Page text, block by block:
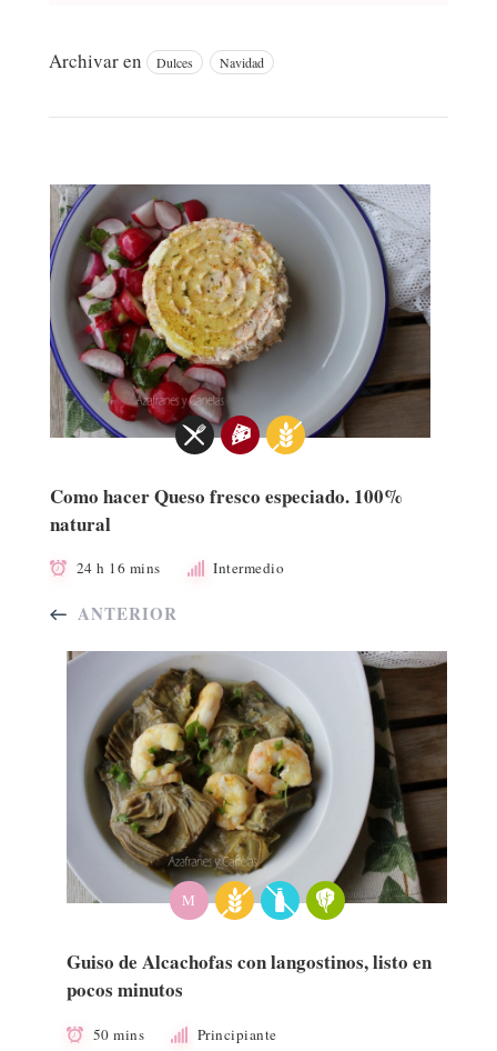
Archivar en Dulces Navidad
Como hacer Queso fresco especiado. 100%
natural
24 h 16 mins Intermedio
ANTERIOR
M
Guiso de Alcachofas con langostinos, listo en
pocos minutos
50 mins Principiante